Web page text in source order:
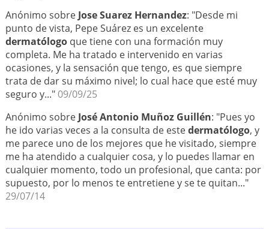
Anónimo sobreJose Suarez Hernandez: "Desde mi
punto de vista, Pepe Suárez es un excelente
dermatólogoque tiene con una formación muy
completa. Me ha tratado e intervenido en varias
ocasiones, y la sensación que tengo, es que siempre
trata de dar su máximo nivel; lo cual hace que esté muy
seguro y..." 09/09/25
Anónimo sobreJosé Antonio Muñoz Guillén: "Pues yo
he ido varias veces a la consulta de estedermatólogo, y
me parece uno de los mejores que he visitado, siempre
me ha atendido a cualquier cosa, y lo puedes llamar en
cualquier momento, todo un profesional, que canta: por
supuesto, por lo menos te entretiene y se te quitan..."
29/07/14